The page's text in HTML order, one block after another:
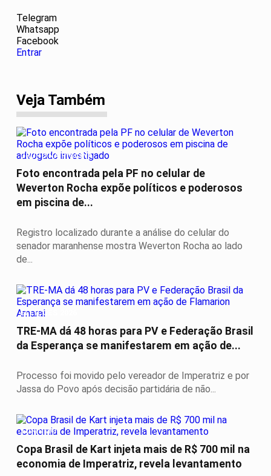
Telegram
Whatsapp
Facebook
Entrar
Veja Também
GRUPO NA PISCINA
Foto encontrada pela PF no celular de
Weverton Rocha expõe políticos e poderosos
em piscina de...
Registro localizado durante a análise do celular do
senador maranhense mostra Weverton Rocha ao lado
de...
ELEIÇÕES 2026
TRE-MA dá 48 horas para PV e Federação Brasil
da Esperança se manifestarem em ação de...
Processo foi movido pelo vereador de Imperatriz e por
Jassa do Povo após decisão partidária de não...
TURISMO
Copa Brasil de Kart injeta mais de R$ 700 mil na
economia de Imperatriz, revela levantamento